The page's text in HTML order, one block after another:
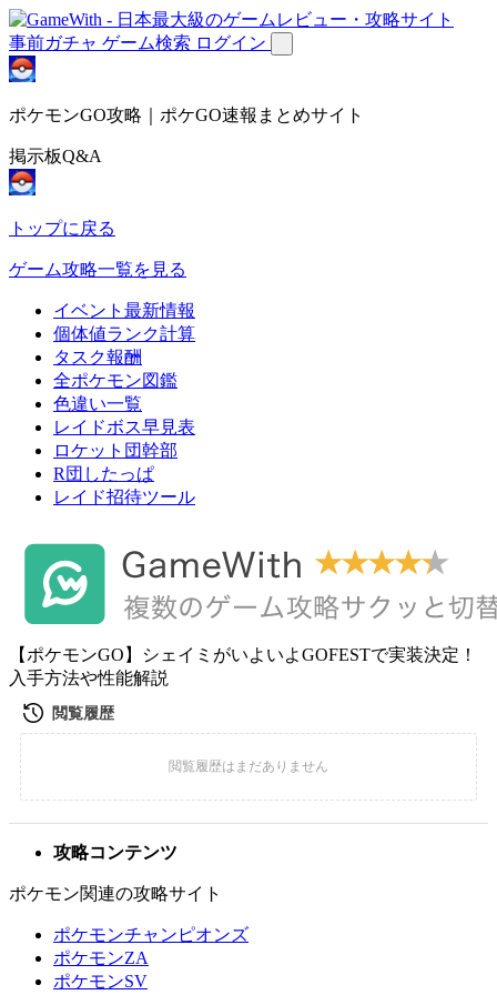
事前ガチャ ゲーム検索 ログイン
ポケモンGO攻略｜ポケGO速報まとめサイト
掲示板Q&A
トップに戻る
ゲーム攻略一覧を見る
イベント最新情報
個体値ランク計算
タスク報酬
全ポケモン図鑑
色違い一覧
レイドボス早見表
ロケット団幹部
R団したっぱ
レイド招待ツール
【ポケモンGO】シェイミがいよいよGOFESTで実装決定！
入手方法や性能解説
攻略コンテンツ
ポケモン関連の攻略サイト
ポケモンチャンピオンズ
ポケモンZA
ポケモンSV